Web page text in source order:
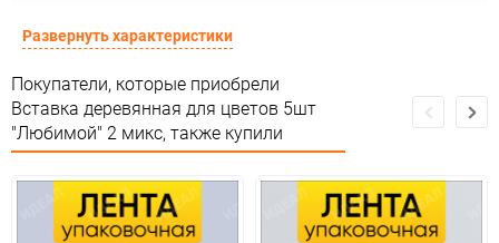
Предназначение товара
Сертификация Не подлежит сертификации
Особые условия
Сухое помещение,не менее
1метра от огня и влаги
Минимальное количество 1
Количество в коробке
Развернуть характеристики
Покупатели, которые приобрели
Вставка деревянная для цветов 5шт
"Любимой" 2 микс, также купили